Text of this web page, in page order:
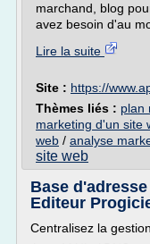
marchand, blog
avez besoin d'au
Lire la suite
Site : https://
Thèmes liés : plan
marketing d'un site
web / analyse
site web
Base d'adresse
Editeur
Centralisez la